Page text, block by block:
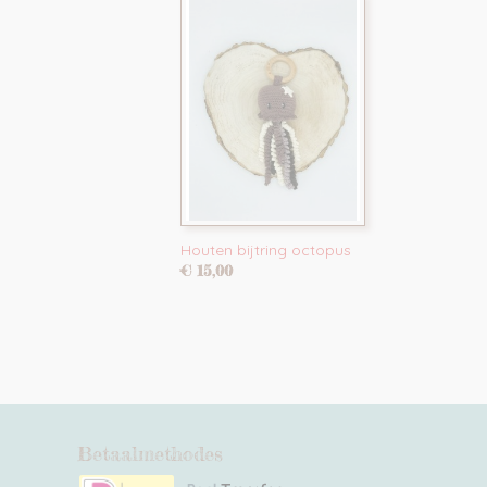
Houten bijtring octopus
€ 15,00
Betaalmethodes